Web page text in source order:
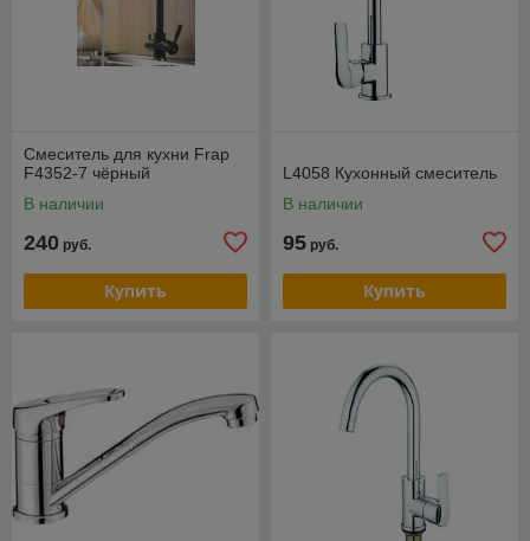
Смеситель для кухни Frap
F4352-7 чёрный
В наличии
240 руб.
Купить
L4058 Кухонный смеситель
В наличии
95 руб.
Купить